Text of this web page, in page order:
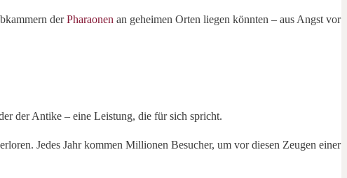
derPharaonen an geheimen Orten liegen könnten – aus Angst vor
der Antike – eine Leistung, die für sich spricht.
Jedes Jahr kommen Millionen Besucher, um vor diesen Zeugen einer